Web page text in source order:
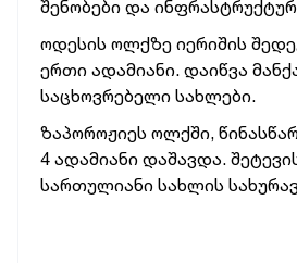
შენობები და
ოდესის ოლქზე იერიშის
ერთი ადამიანი. დაიწვა
საცხოვრებელი სახლები.
ზაპოროჟიეს ოლქში,
4 ადამიანი დაშავდა.
სართულიანი სახლის